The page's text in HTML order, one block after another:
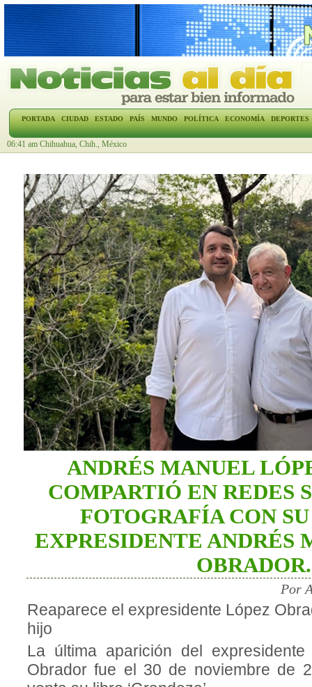
PORTADA CIUDAD ESTADO PAÍS MUNDO POLÍTICA ECONOMÍA DEPORTES
06:41 am Chihuahua, Chih., México
ANDRÉS MANUEL
COMPARTIÓ EN REDES
FOTOGRAFÍA CON
EXPRESIDENTE ANDRÉS
OBRADOR.
Por
Reaparece el expresidente López
hijo
La última aparición del
Obrador fue el 30 de noviembre de